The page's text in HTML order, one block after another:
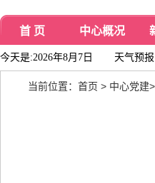
首 页 中心概况
今天是:2026年8月7日 天气预报
当前位置： 首页 > 中心党建>